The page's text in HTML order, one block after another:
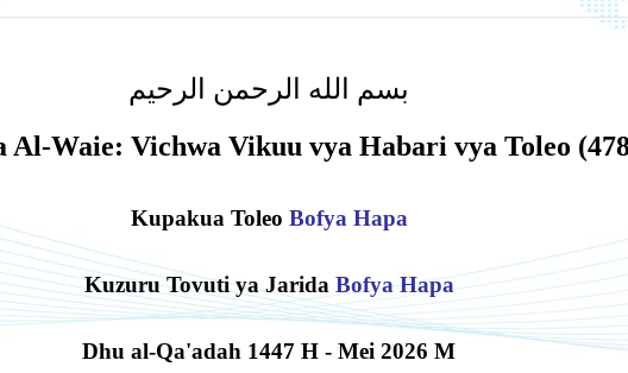
بسم الله الرحمن الرحيم
Al-Waie: Vichwa Vikuu vya Habari vya Toleo (
Kupakua Toleo Bofya Hapa
Kuzuru Tovuti ya Jarida Bofya Hapa
Dhu al-Qa'adah 1447 H - Mei 2026 M